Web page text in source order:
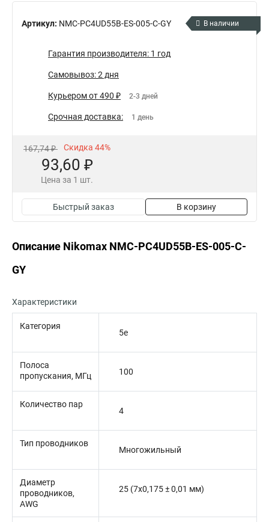
Артикул: NMC-PC4UD55B-ES-005-C-GY В наличии
Гарантия производителя: 1 год
Самовывоз: 2 дня
Курьером от 490 ₽ 2-3 дней
Срочная доставка: 1 день
167,74 ₽ Скидка 44%
93,60 ₽
Цена за 1 шт.
Быстрый заказ В корзину
Описание Nikomax NMC-PC4UD55B-ES-005-C-
GY
Характеристики
Категория
5e
Полоса
пропускания, МГц
100
Количество пар
4
Тип проводников
Многожильный
Диаметр
проводников,
AWG
25 (7x0,175 ± 0,01 мм)